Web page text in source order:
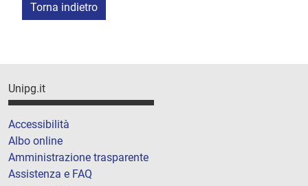
Torna indietro
Unipg.it
Accessibilità
Albo online
Amministrazione trasparente
Assistenza e FAQ